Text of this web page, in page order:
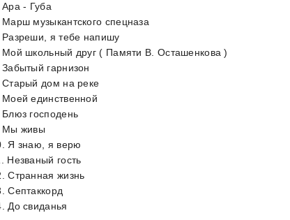
Ара - Губа
музыкантского спецназа
Разреши, я тебе напишу
Мой школьный друг ( Памяти В. Осташенкова )
гарнизон
Старый дом на реке
единственной
господень
Мы живы
Я знаю, я верю
Незваный гость
Странная жизнь
Септаккорд
До свиданья